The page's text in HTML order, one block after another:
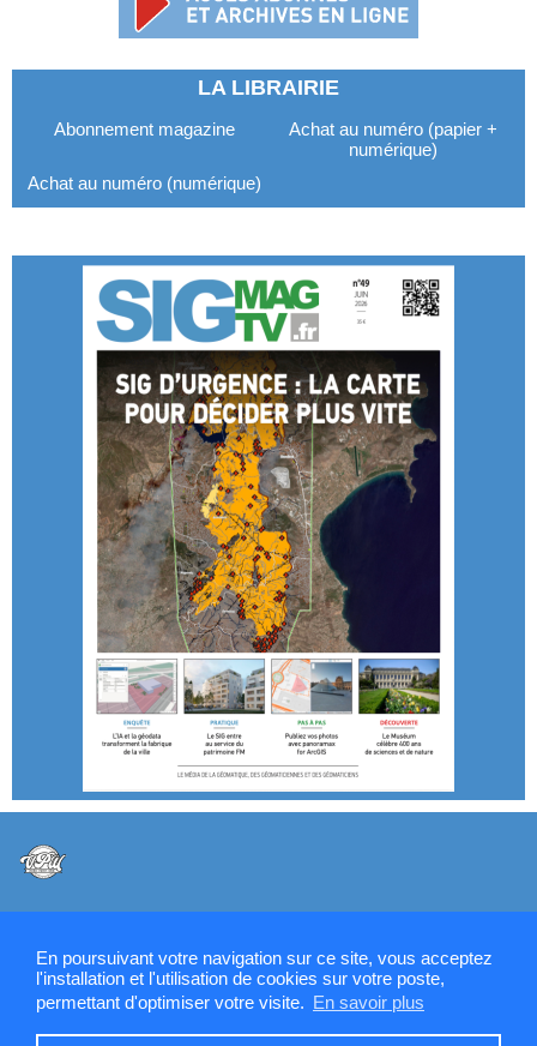
En poursuivant votre navigation sur ce site, vous acceptez
l'installation et l'utilisation de cookies sur votre poste,
permettant d'optimiser votre visite. En savoir plus
LA LIBRAIRIE
Abonnement magazine
Achat au numéro (papier +
numérique)
Achat au numéro (numérique)
Contactez la rédaction de SIGMAG & SIGTV